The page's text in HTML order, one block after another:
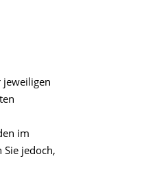
jeweiligen
im
Sie jedoch,